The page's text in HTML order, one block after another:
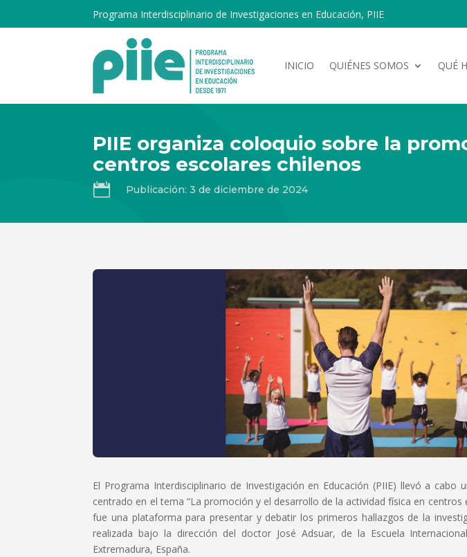
Programa Interdisciplinario de Investigaciones en Educación, PIIE
INICIO QUIÉNES SOMOS QUÉ
PIIE organiza coloquio sobre la
centros escolares chilenos
 Publicación: 3 de diciembre de 2024
El Programa Interdisciplinario de Investigación en Educación (PIIE) llevó a cabo
centrado en el tema “La promoción y el desarrollo de la actividad física en centros
fue una plataforma para presentar y debatir los primeros hallazgos de la
realizada bajo la dirección del doctor José Adsuar, de la Escuela
Extremadura, España.